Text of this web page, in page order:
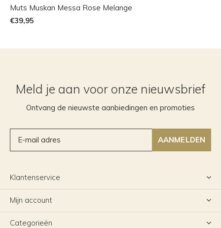
Muts Muskan Messa Rose Melange
€39,95
Meld je aan voor onze nieuwsbrief
Ontvang de nieuwste aanbiedingen en promoties
AANMELDEN
Klantenservice
Mijn account
Categorieën